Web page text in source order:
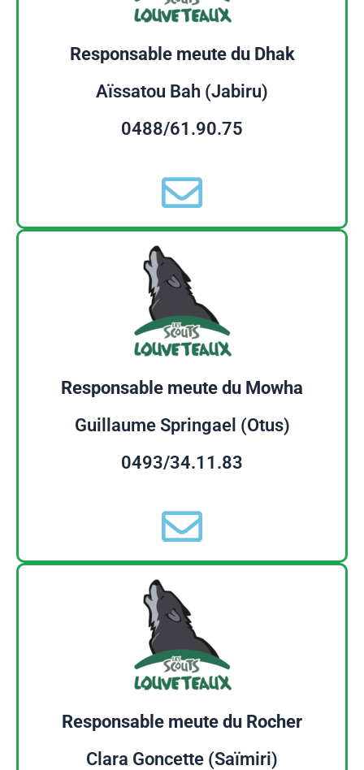
Responsable meute du Dhak
Aïssatou Bah (Jabiru)
0488/61.90.75
Responsable meute du Mowha
Guillaume Springael (Otus)
0493/34.11.83
Responsable meute du Rocher
Clara Goncette (Saïmiri)